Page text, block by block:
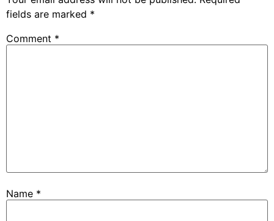
fields are marked *
Comment *
Name *